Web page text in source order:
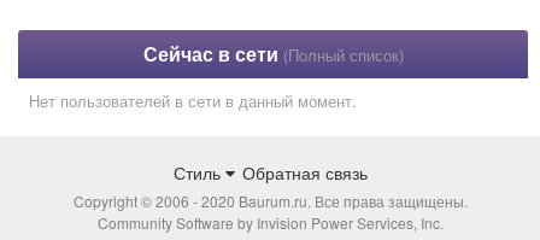
Сейчас в сети (Полный список)
Нет пользователей в сети в данный момент.
Стиль Обратная связь
Copyright © 2006 - 2020 Baurum.ru. Все права защищены.
Community Software by Invision Power Services, Inc.